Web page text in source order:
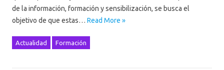
de la información, formación y sensibilización, se busca el
objetivo de que estas… Read More »
Actualidad Formación